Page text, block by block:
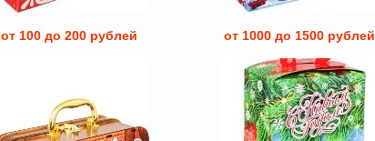
от 100 до 200 рублей от 1000 до 1500 рублей